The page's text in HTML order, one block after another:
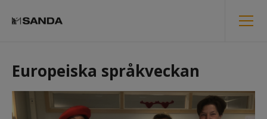
Europeiska språkveckan